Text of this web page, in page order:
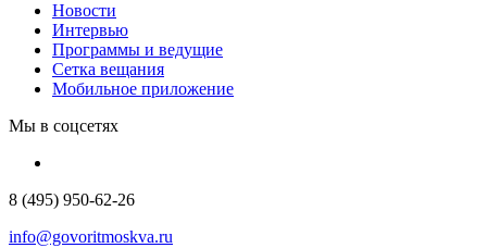
Новости
Интервью
Программы и ведущие
Сетка вещания
Мобильное приложение
Мы в соцсетях
8 (495) 950-62-26
info@govoritmoskva.ru